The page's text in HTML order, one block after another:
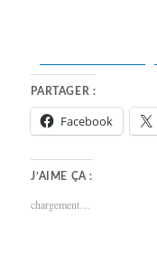
PARTAGER :
Facebook
J’AIME ÇA :
chargement…